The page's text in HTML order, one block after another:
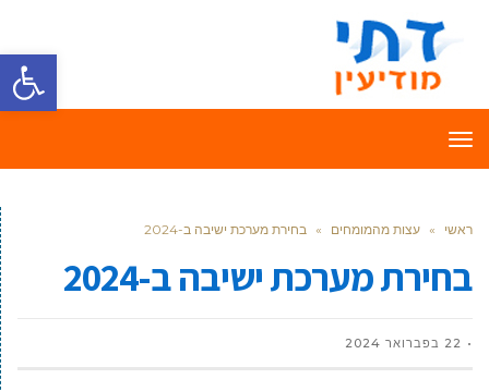
פתח
תפריט
ראשי » עצות מהמומחים » בחירת מערכת ישיבה ב-2024
בחירת מערכת ישיבה ב-2024
22 בפברואר 2024